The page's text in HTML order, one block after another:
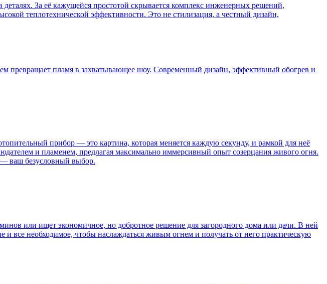
За её кажущейся простотой скрывается комплекс инженерных решений,
теплотехнической эффективности. Это не стилизация, а честный дизайн,
превращает пламя в захватывающее шоу. Современный дизайн, эффективный обогрев и
прибор — это картина, которая меняется каждую секунду, и рамкой для неё
и пламенем, предлагая максимально иммерсивный опыт созерцания живого огня.
— ваш безусловный выбор.
или ищет экономичное, но добротное решение для загородного дома или дачи. В ней
и все необходимое, чтобы наслаждаться живым огнем и получать от него практическую